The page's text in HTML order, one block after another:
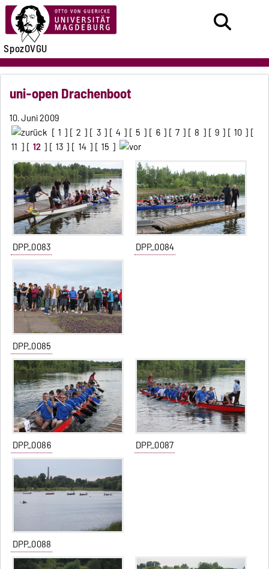
SpozOVGU
uni-open Drachenboot
10. Juni 2009
[ 1 ] [ 2 ] [ 3 ] [ 4 ] [ 5 ] [ 6 ] [ 7 ] [ 8 ] [ 9 ] [ 10 ] [
11 ] [ 12 ] [ 13 ] [ 14 ] [ 15 ]
DPP_0083 DPP_0084
DPP_0085
DPP_0086 DPP_0087
DPP_0088